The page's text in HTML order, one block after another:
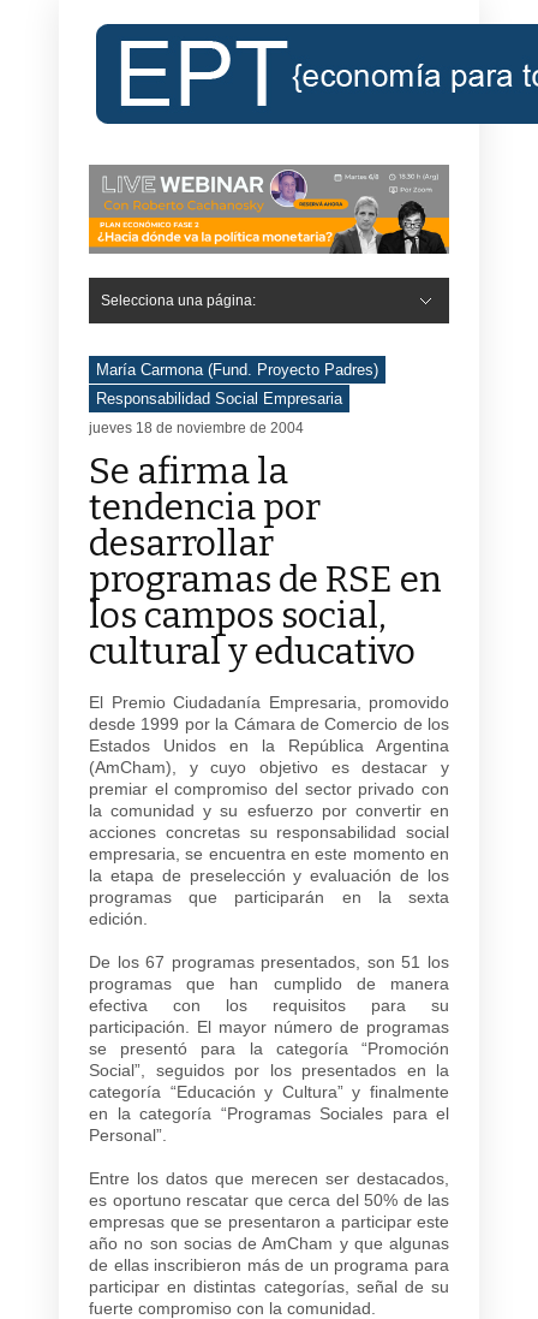
Selecciona una página:
María Carmona (Fund. Proyecto Padres)
Responsabilidad Social Empresaria
jueves 18 de noviembre de 2004
Se afirma la
tendencia por
desarrollar
programas de RSE en
los campos social,
cultural y educativo
El Premio Ciudadanía Empresaria, promovido
desde 1999 por la Cámara de Comercio de los
Estados Unidos en la República Argentina
(AmCham), y cuyo objetivo es destacar y
premiar el compromiso del sector privado con
la comunidad y su esfuerzo por convertir en
acciones concretas su responsabilidad social
empresaria, se encuentra en este momento en
la etapa de preselección y evaluación de los
programas que participarán en la sexta
edición.
De los 67 programas presentados, son 51 los
programas que han cumplido de manera
efectiva con los requisitos para su
participación. El mayor número de programas
se presentó para la categoría “Promoción
Social”, seguidos por los presentados en la
categoría “Educación y Cultura” y finalmente
en la categoría “Programas Sociales para el
Personal”.
Entre los datos que merecen ser destacados,
es oportuno rescatar que cerca del 50% de las
empresas que se presentaron a participar este
año no son socias de AmCham y que algunas
de ellas inscribieron más de un programa para
participar en distintas categorías, señal de su
fuerte compromiso con la comunidad.